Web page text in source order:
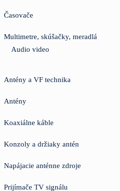
Časovače
Multimetre, skúšačky, meradlá
Audio video
Antény a VF technika
Antény
Koaxiálne káble
Konzoly a držiaky antén
Napájacie anténne zdroje
Prijímače TV signálu